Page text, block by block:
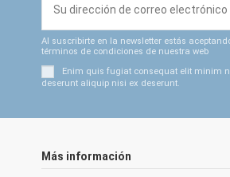
Al suscribirte en la newsletter estás
términos de condiciones de nuestra web
Enim quis fugiat consequat elit minim
deserunt aliquip nisi ex deserunt.
Más información